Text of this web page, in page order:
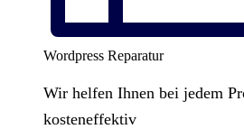
Wordpress Reparatur
Wir helfen Ihnen bei jedem
kosteneffektiv